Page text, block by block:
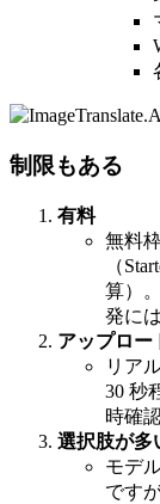
制限もある
有料
無料
（
算）
発に
アップロー
リア
30 秒
時確
選択肢が多
モデ
です